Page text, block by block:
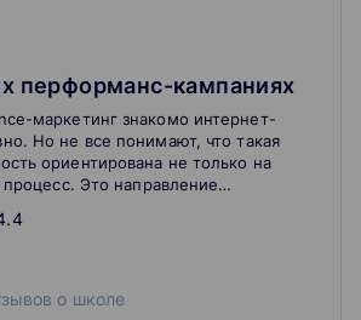
перформанс-кампаниях
маркетинг знакомо интернет-
Но не все понимают, что такая
ориентирована не только на
процесс. Это направление
кампанией гибко, оценивая
каждого действия.
о школе